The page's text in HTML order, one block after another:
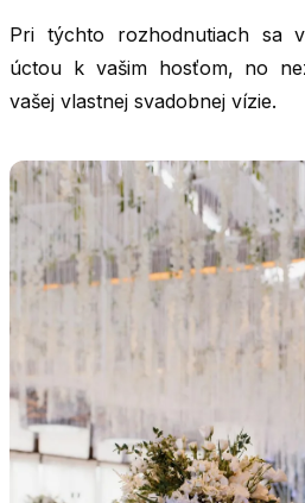
Pri týchto rozhodnutiach sa
úctou k vašim hosťom, no
vašej vlastnej svadobnej vízie.